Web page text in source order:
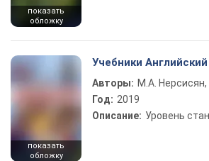
показать
обложку
показать
обложку
Учебники
Авторы: М.А.
Год: 2019
Описание: Уровень